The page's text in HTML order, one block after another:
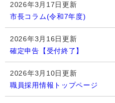
2026年3月17日更新
市長コラム(令和7年度)
2026年3月16日更新
確定申告【受付終了】
2026年3月10日更新
職員採用情報トップページ